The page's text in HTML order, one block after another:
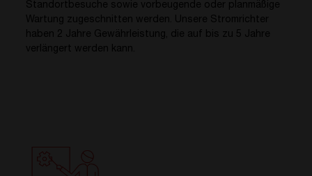
Standortbesuche sowie vorbeugende oder planmäßige
Wartung zugeschnitten werden. Unsere Stromrichter
haben 2 Jahre Gewährleistung, die auf bis zu 5 Jahre
verlängert werden kann.